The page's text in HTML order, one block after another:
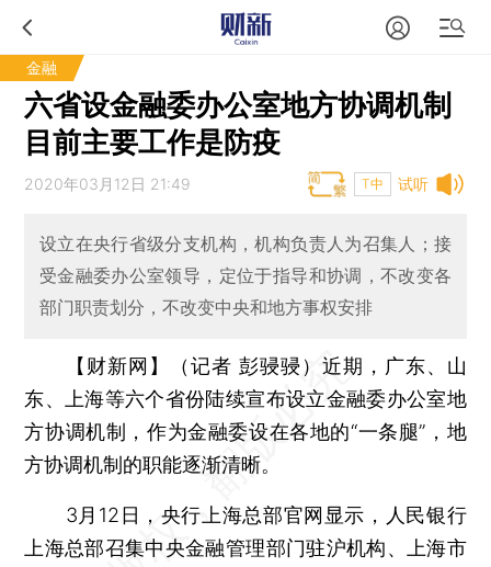
金融
六省设金融委办公室地方协调机制
目前主要工作是防疫
试听
2020年03月12日 21:49 T中
设立在央行省级分支机构，机构负责人为召集人；接
受金融委办公室领导，定位于指导和协调，不改变各
部门职责划分，不改变中央和地方事权安排
【财新网】（记者 彭骎骎） 近期，广东、山
东、上海等六个省份陆续宣布设立金融委办公室地
方协调机制，作为金融委设在各地的“一条腿”，地
方协调机制的职能逐渐清晰。
3月12日，央行上海总部官网显示，人民银行
上海总部召集中央金融管理部门驻沪机构、上海市